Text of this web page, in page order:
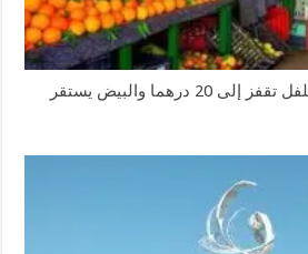
في أول أيام رمضان.. الفلفل تقفز إلى 20 درهما والبيض يستقر